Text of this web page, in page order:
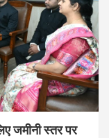
जमीनी स्तर पर